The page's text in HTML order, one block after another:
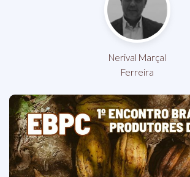
Nerival Marçal
Ferreira